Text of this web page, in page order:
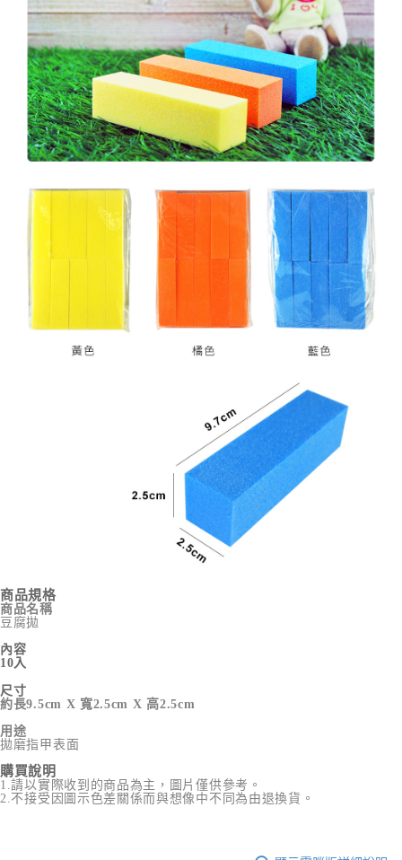
【「AFTEE先享後付」結帳流程】
１．於結帳方式選擇「AFTEE先享後付」後，將跳轉至「AFTEE先享後付」
結帳頁面，進行簡訊認證並確認金額後，即可完成結帳。
２．訂單成立數日內，您將收到繳費通知簡訊。
３．收到繳費通知簡訊後14天內，點擊此簡訊中的連結，可透過四大超商／
ATM／網路銀行／等多元方式進行付款，方視為交易完成。
※ 請注意：結帳手續完成當下不需立刻繳費，但若您需要取消訂單，請聯絡
購買商品的店家。未經商家同意取消之訂單仍視為有效，需透過AFTEE先享
後付繳納相關費用。
※ 交易是否成功請以「AFTEE先享後付 」之結帳頁面顯示為準，若有關於
客戶支援中心」https://netprotections.freshdesk.com/support/home
【注意事項】
１．透過由恩沛科技股份有限公司提供之「AFTEE先享後付」服務完成之交
易，需依本服務之必要範圍內提供個人資料，並將交易相關給付款項請求債
權轉讓予恩沛科技股份有限公司。
２．關於個人資料處理事宜，請瀏覽以下網址：
https://aftee.tw/terms/#terms3
３．未成年的使用者請事先徵得法定代理人或監護人之同意方可使用
時審查核予不同之上限額度；若仍有額度不足之情形，本公司將視審查結果
５．嚴禁一人註冊多個帳號或使用他人資訊註冊。若發現惡意使用之情形，
恩沛科技股份有限公司將有權停止該用戶之使用額度並採取法律行動。
每筆NT$70，滿NT$2,500(含以上)免運費
付款後全家取貨
每筆NT$70，滿NT$2,500(含以上)免運費
7-11取貨付款
每筆NT$70，滿NT$2,500(含以上)免運費
付款後7-11取貨
宅配 (可指定時間)
每筆NT$100，滿NT$2,500(含以上)免運費
郵局郵寄
每筆NT$100，滿NT$2,500(含以上)免運費
商品規格
商品名稱
豆腐拋
內容
10入
尺寸
約長9.5cm X 寬2.5cm X 高2.5cm
用途
拋磨指甲表面
購買說明
1.請以實際收到的商品為主，圖片僅供參考。
2.不接受因圖示色差關係而與想像中不同為由退換貨。